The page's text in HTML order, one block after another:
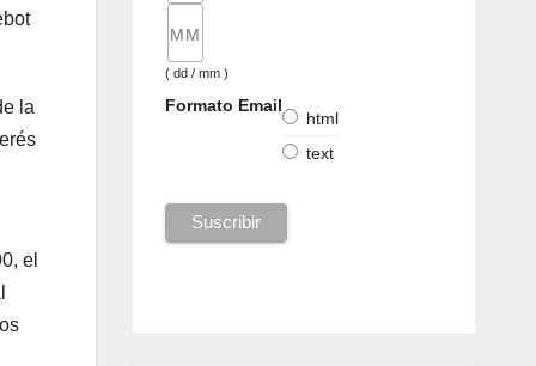
la
el
( dd / mm )
Formato Email
html
text